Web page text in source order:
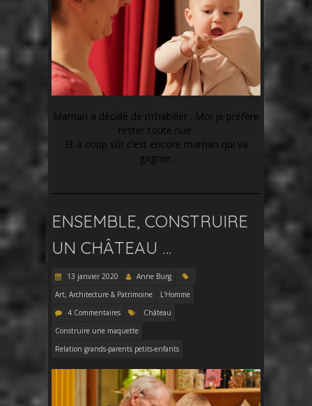
Maman a décidé de m’habiller ; Moi je préfère
rester toute nue.
Et à coup sûr c’est encore maman qui va
gagner.
ENSEMBLE, CONSTRUIRE
UN CHÂTEAU …
13 janvier 2020
Anne Burg
Art, Architecture & Patrimoine
L'Homme
4 Commentaires
Château
Construire une maquette
Relation grands-parents petits-enfants